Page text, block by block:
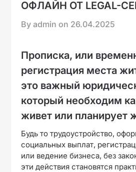
ОФЛАЙН ОТ LEGAL-
By admin on 26.04.2025
Прописка, или
регистрация места
это важный
который необходим
живет или планирует
Будь то трудоустройство,
социальных выплат,
или ведение бизнеса, без
эти действия становятся